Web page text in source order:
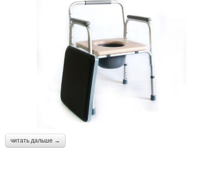
читать дальше →